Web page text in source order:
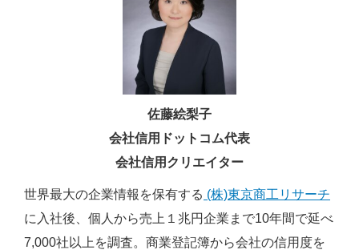
佐藤絵梨子
会社信用ドットコム代表
会社信用クリエイター
世界最大の企業情報を保有する (株)東京商工リサーチ
に入社後、個人から売上１兆円企業まで10年間で延べ
7,000社以上を調査。商業登記簿から会社の信用度を